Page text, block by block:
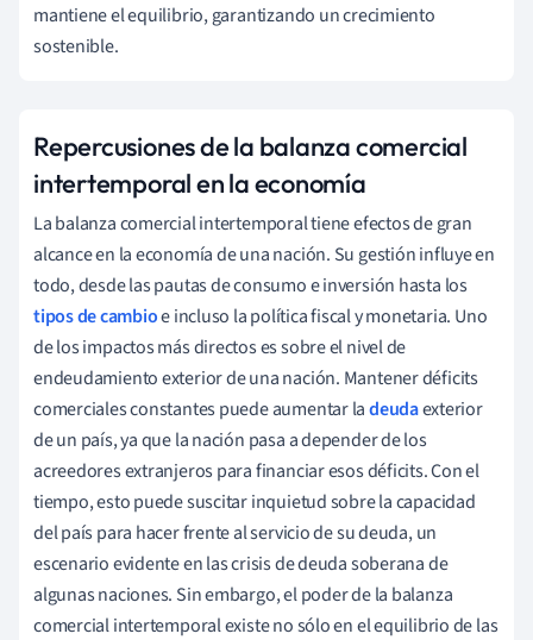
mantiene el equilibrio, garantizando un crecimiento
sostenible.
Repercusiones de la balanza comercial
intertemporal en la economía
La balanza comercial intertemporal tiene efectos de gran
alcance en la economía de una nación. Su gestión influye en
todo, desde las pautas de consumo e inversión hasta los
tipos de cambioe incluso la política fiscal y monetaria. Uno
de los impactos más directos es sobre el nivel de
endeudamiento exterior de una nación. Mantener déficits
comerciales constantes puede aumentar ladeudaexterior
de un país, ya que la nación pasa a depender de los
acreedores extranjeros para financiar esos déficits. Con el
tiempo, esto puede suscitar inquietud sobre la capacidad
del país para hacer frente al servicio de su deuda, un
escenario evidente en las crisis de deuda soberana de
algunas naciones. Sin embargo, el poder de la balanza
comercial intertemporal existe no sólo en el equilibrio de las